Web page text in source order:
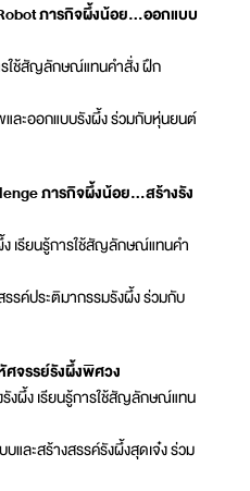
ภารกิจผึ้งน้อย...ออกแบบ
รใช้สัญลักษณ์แทนคำสั่ง ฝึก
ละออกแบบรังผึ้ง ร่วมกับหุ่นยนต์
ภารกิจผึ้งน้อย...สร้างรัง
เรียนรู้การใช้สัญลักษณ์แทนคำ
รค์ประติมากรรมรังผึ้ง ร่วมกับ
ศจรรย์รังผึ้งพิศวง
งผึ้ง เรียนรู้การใช้สัญลักษณ์แทน
ละสร้างสรรค์รังผึ้งสุดเจ๋ง ร่วม